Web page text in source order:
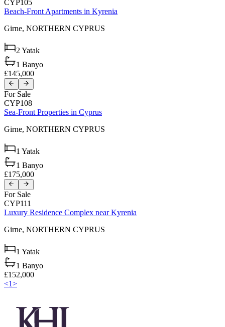
CYP105
Beach-Front Apartments in Kyrenia
Girne, NORTHERN CYPRUS
2 Yatak
1 Banyo
£145,000
For Sale
CYP108
Sea-Front Properties in Cyprus
Girne, NORTHERN CYPRUS
1 Yatak
1 Banyo
£175,000
For Sale
CYP111
Luxury Residence Complex near Kyrenia
Girne, NORTHERN CYPRUS
1 Yatak
1 Banyo
£152,000
<1>